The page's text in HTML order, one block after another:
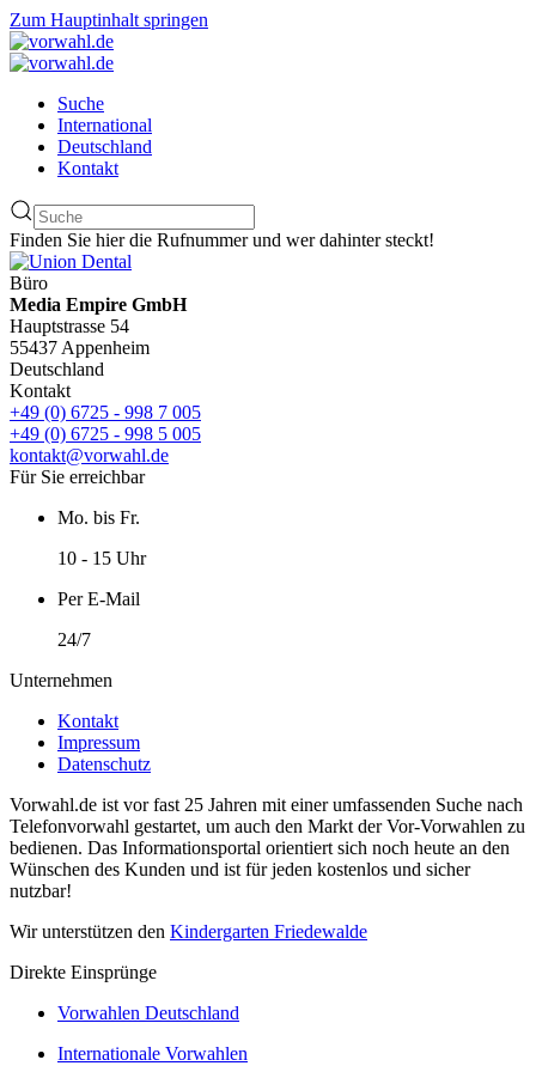
Zum Hauptinhalt springen
Suche
International
Deutschland
Kontakt
Finden Sie hier die Rufnummer und wer dahinter steckt!
Büro
Media Empire GmbH
Hauptstrasse 54
55437 Appenheim
Deutschland
Kontakt
+49 (0) 6725 - 998 7 005
+49 (0) 6725 - 998 5 005
kontakt@vorwahl.de
Für Sie erreichbar
Mo. bis Fr.
10 - 15 Uhr
Per E-Mail
24/7
Unternehmen
Kontakt
Impressum
Datenschutz
Vorwahl.de ist vor fast 25 Jahren mit einer umfassenden Suche nach
Telefonvorwahl gestartet, um auch den Markt der Vor-Vorwahlen zu
bedienen. Das Informationsportal orientiert sich noch heute an den
Wünschen des Kunden und ist für jeden kostenlos und sicher
nutzbar!
Wir unterstützen den Kindergarten Friedewalde
Direkte Einsprünge
Vorwahlen Deutschland
Internationale Vorwahlen